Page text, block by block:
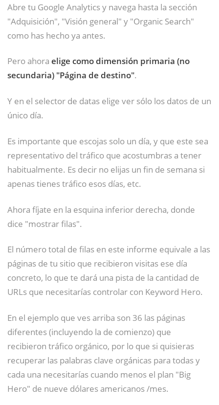
Abre tu Google Analytics y navega hasta la sección
"Adquisición", "Visión general" y "Organic Search"
como has hecho ya antes.
Pero ahora elige como dimensión primaria (no
secundaria) "Página de destino".
Y en el selector de datas elige ver sólo los datos de un
único día.
Es importante que escojas solo un día, y que este sea
representativo del tráfico que acostumbras a tener
habitualmente. Es decir no elijas un fin de semana si
apenas tienes tráfico esos días, etc.
Ahora fíjate en la esquina inferior derecha, donde
dice "mostrar filas".
El número total de filas en este informe equivale a las
páginas de tu sitio que recibieron visitas ese día
concreto, lo que te dará una pista de la cantidad de
URLs que necesitarías controlar con Keyword Hero.
En el ejemplo que ves arriba son 36 las páginas
diferentes (incluyendo la de comienzo) que
recibieron tráfico orgánico, por lo que si quisieras
recuperar las palabras clave orgánicas para todas y
cada una necesitarías cuando menos el plan "Big
Hero" de nueve dólares americanos /mes.